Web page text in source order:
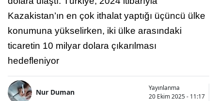
Kazakistan’ın en çok ithalat yaptığı üçüncü ülke
konumuna yükselirken, iki ülke arasındaki
ticaretin 10 milyar dolara çıkarılması
hedefleniyor
Nur Duman
Yayınlanma
20 Ekim 2025 - 11:17